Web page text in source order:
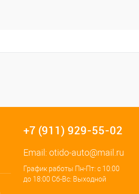
+7 (911) 929-55-02
Email: otido-auto@mail.ru
График работы Пн-Пт: с 10:00
до 18:00 Сб-Вс: Выходной